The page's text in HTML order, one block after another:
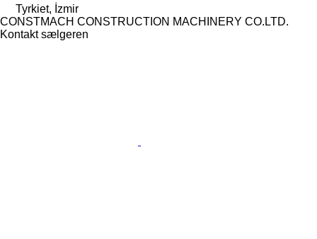
Tyrkiet, İzmir
CONSTMACH CONSTRUCTION MACHINERY CO.LTD.
Kontakt sælgeren